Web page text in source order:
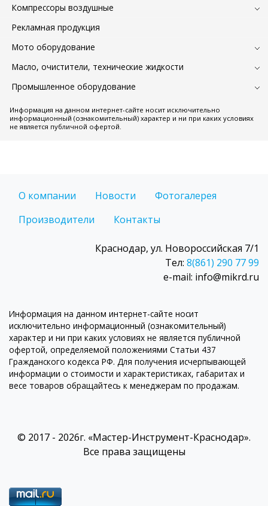
Компрессоры воздушные
Рекламная продукция
Мото оборудование
Масло, очистители, технические жидкости
Промышленное оборудование
Информация на данном интернет-сайте носит исключительно
информационный (ознакомительный) характер и ни при каких условиях
не является публичной офертой.
О компании Новости
Фотогалерея
Производители
Контакты
Краснодар, ул. Новороссийская 7/1
Тел: 8(861) 290 77 99
e-mail: info@mikrd.ru
Информация на данном интернет-сайте носит
исключительно информационный (ознакомительный)
характер и ни при каких условиях не является публичной
офертой, определяемой положениями Статьи 437
Гражданского кодекса РФ. Для получения исчерпывающей
информации о стоимости и характеристиках, габаритах и
весе товаров обращайтесь к менеджерам по продажам.
© 2017 - 2026г. «Мастер-Инструмент-Краснодар».
Все права защищены